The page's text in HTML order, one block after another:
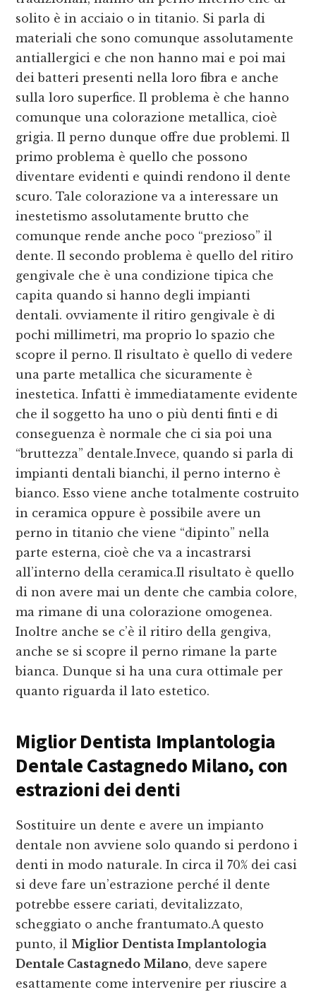
solito è in acciaio o in titanio. Si parla di
materiali che sono comunque assolutamente
antiallergici e che non hanno mai e poi mai
dei batteri presenti nella loro fibra e anche
sulla loro superfice. Il problema è che hanno
comunque una colorazione metallica, cioè
grigia. Il perno dunque offre due problemi. Il
primo problema è quello che possono
diventare evidenti e quindi rendono il dente
scuro. Tale colorazione va a interessare un
inestetismo assolutamente brutto che
comunque rende anche poco “prezioso” il
dente. Il secondo problema è quello del ritiro
gengivale che è una condizione tipica che
capita quando si hanno degli impianti
dentali. ovviamente il ritiro gengivale è di
pochi millimetri, ma proprio lo spazio che
scopre il perno. Il risultato è quello di vedere
una parte metallica che sicuramente è
inestetica. Infatti è immediatamente evidente
che il soggetto ha uno o più denti finti e di
conseguenza è normale che ci sia poi una
“bruttezza” dentale.Invece, quando si parla di
impianti dentali bianchi, il perno interno è
bianco. Esso viene anche totalmente costruito
in ceramica oppure è possibile avere un
perno in titanio che viene “dipinto” nella
parte esterna, cioè che va a incastrarsi
all’interno della ceramica.Il risultato è quello
di non avere mai un dente che cambia colore,
ma rimane di una colorazione omogenea.
Inoltre anche se c’è il ritiro della gengiva,
anche se si scopre il perno rimane la parte
bianca. Dunque si ha una cura ottimale per
quanto riguarda il lato estetico.
Miglior Dentista Implantologia
Dentale Castagnedo Milano, con
estrazioni dei denti
Sostituire un dente e avere un impianto
dentale non avviene solo quando si perdono i
denti in modo naturale. In circa il 70% dei casi
si deve fare un’estrazione perché il dente
potrebbe essere cariati, devitalizzato,
scheggiato o anche frantumato.A questo
punto, il Miglior Dentista Implantologia
Dentale Castagnedo Milano, deve sapere
esattamente come intervenire per riuscire a